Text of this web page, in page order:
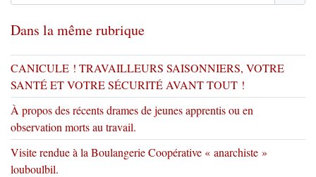
Dans la même rubrique
CANICULE ! TRAVAILLEURS SAISONNIERS, VOTRE
SANTÉ ET VOTRE SÉCURITÉ AVANT TOUT !
À propos des récents drames de jeunes apprentis ou en
observation morts au travail.
Visite rendue à la Boulangerie Coopérative « anarchiste »
louboulbil.